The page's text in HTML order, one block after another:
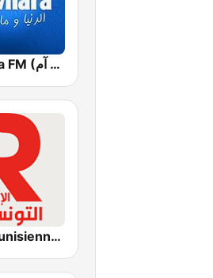
Jawhara FM (جوهرة أف آم)
Radio Tunisienne (الإذاعة الوطنية)